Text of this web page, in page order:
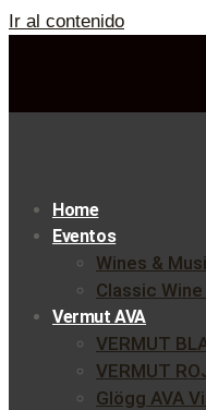
Ir al contenido
Home
Eventos
Wines &
Classic
Vermut AVA
VERMUT
VERMUT
Glögg AVA